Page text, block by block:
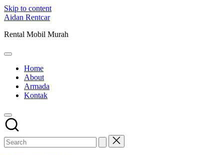
Skip to content
Aidan Rentcar
Rental Mobil Murah
Home
About
Armada
Kontak